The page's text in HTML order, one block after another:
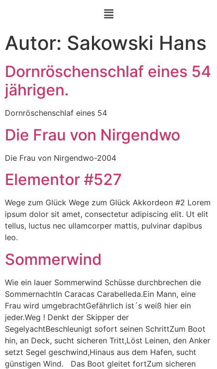
Autor: Sakowski Hans
Dornröschenschlaf eines 54
jährigen.
Dornröschenschlaf eines 54
Die Frau von Nirgendwo
Die Frau von Nirgendwo-2004
Elementor #527
Wege zum Glück Wege zum Glück Akkordeon #2 Lorem
ipsum dolor sit amet, consectetur adipiscing elit. Ut elit
tellus, luctus nec ullamcorper mattis, pulvinar dapibus
leo.
Sommerwind
Wie ein lauer Sommerwind Schüsse durchbrechen die
SommernachtIn Caracas Carabelleda.Ein Mann, eine
Frau wird umgebrachtGefährlich ist´s weiß hier ein
jeder.Weg ! Denkt der Skipper der
SegelyachtBeschleunigt sofort seinen SchrittZum Boot
hin, an Deck, sucht sicheren Tritt,Löst Leinen, den Anker
setzt Segel geschwind,Hinaus aus dem Hafen, sucht
günstigen Wind. Das Boot gleitet fortZum sicheren